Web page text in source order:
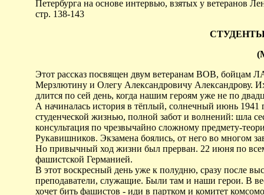
Петербурга на основе интервью, взятых у ветеранов
стр. 138-143
Этот рассказ посвящен двум ветеранам ВОВ, бойцам
Мерзлютину и Олегу Александровичу Александрову.
длится по сей день, когда нашим героям уже не по
А начиналась история в тёплый, солнечный июнь
студенческой жизнью, полной забот и волнений: шла
консультация по чрезвычайно сложному предмету-
Рукавишников. Экзамена боялись, от него во многом
Но привычный ход жизни был прерван. 22 июня по
фашистской Германией.
В этот воскресный день уже к полудню, сразу после
преподаватели, служащие. Были там и наши герои. В
хочет бить фашистов - иди в партком и комитет